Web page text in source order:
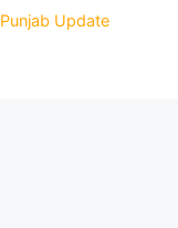
Punjab Update